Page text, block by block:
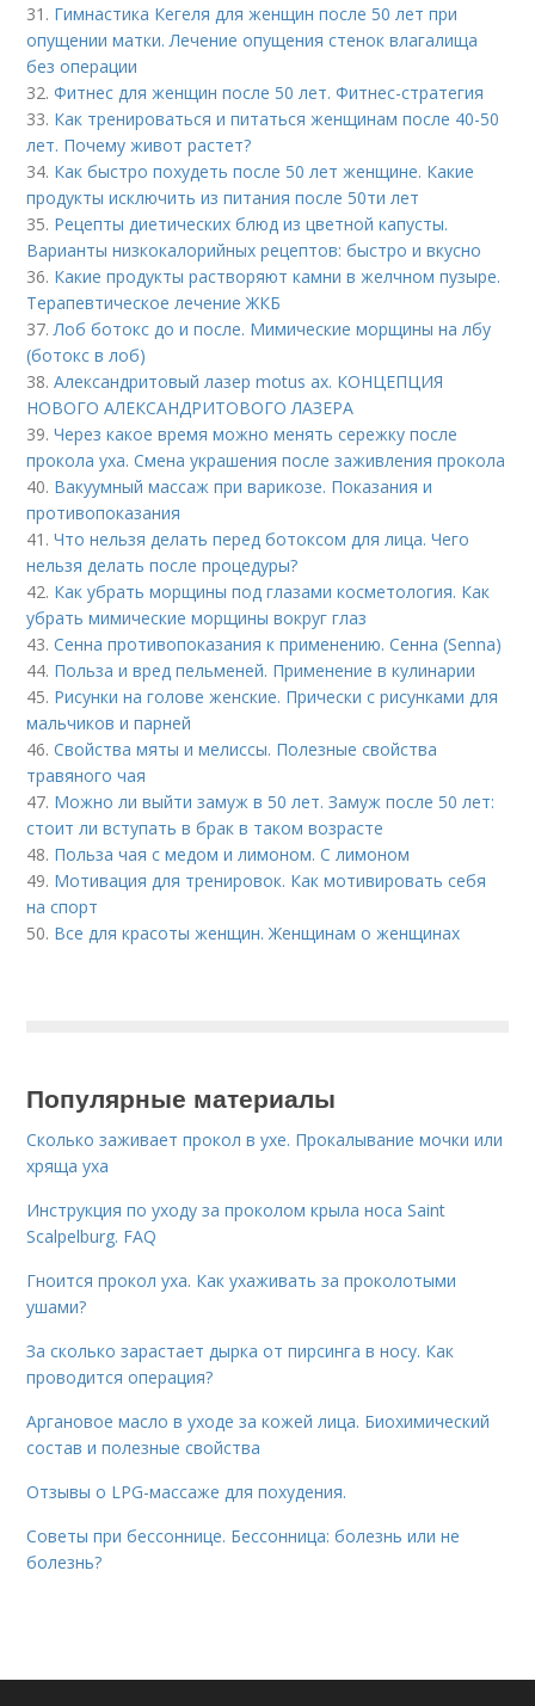
31. Гимнастика Кегеля для женщин после 50 лет при
опущении матки. Лечение опущения стенок влагалища
без операции
32.Фитнес для женщин после 50 лет. Фитнес-стратегия
33. Как тренироваться и питаться женщинам после 40-50
лет. Почему живот растет?
34. Как быстро похудеть после 50 лет женщине. Какие
продукты исключить из питания после 50ти лет
35. Рецепты диетических блюд из цветной капусты.
Варианты низкокалорийных рецептов: быстро и вкусно
36. Какие продукты растворяют камни в желчном пузыре.
Терапевтическое лечение ЖКБ
37.Лоб ботокс до и после. Мимические морщины на лбу
(ботокс в лоб)
38.Александритовый лазер motus ax. КОНЦЕПЦИЯ
НОВОГО АЛЕКСАНДРИТОВОГО ЛАЗЕРА
39.Через какое время можно менять сережку после
прокола уха. Смена украшения после заживления прокола
40. Вакуумный массаж при варикозе. Показания и
противопоказания
41.Что нельзя делать перед ботоксом для лица. Чего
нельзя делать после процедуры?
42. Как убрать морщины под глазами косметология. Как
убрать мимические морщины вокруг глаз
43.Сенна противопоказания к применению. Сенна (Senna)
44. Польза и вред пельменей. Применение в кулинарии
45. Рисунки на голове женские. Прически с рисунками для
мальчиков и парней
46.Свойства мяты и мелиссы. Полезные свойства
травяного чая
47. Можно ли выйти замуж в 50 лет. Замуж после 50 лет:
стоит ли вступать в брак в таком возрасте
48. Польза чая с медом и лимоном. С лимоном
49. Мотивация для тренировок. Как мотивировать себя
на спорт
50. Все для красоты женщин. Женщинам о женщинах
Популярные материалы
Сколько заживает прокол в ухе. Прокалывание мочки или
хряща уха
Инструкция по уходу за проколом крыла носа Saint
Scalpelburg. FAQ
Гноится прокол уха. Как ухаживать за проколотыми
ушами?
За сколько зарастает дырка от пирсинга в носу. Как
проводится операция?
Аргановое масло в уходе за кожей лица. Биохимический
состав и полезные свойства
Отзывы о LPG-массаже для похудения.
Советы при бессоннице. Бессонница: болезнь или не
болезнь?